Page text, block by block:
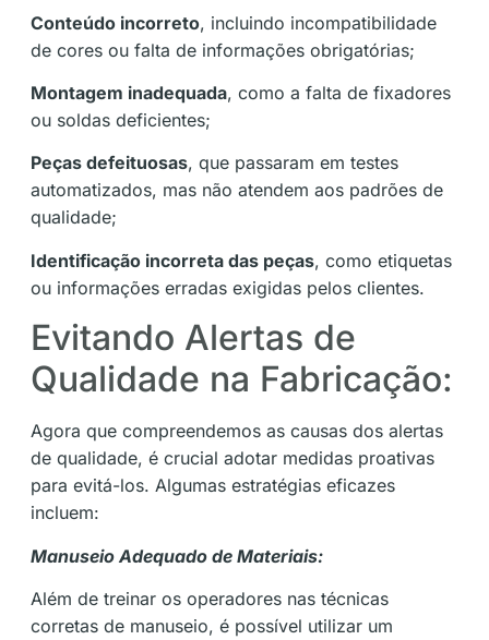
Conteúdo incorreto, incluindo incompatibilidade
de cores ou falta de informações obrigatórias;
Montagem inadequada, como a falta de fixadores
ou soldas deficientes;
Peças defeituosas, que passaram em testes
automatizados, mas não atendem aos padrões de
qualidade;
Identificação incorreta das peças, como etiquetas
ou informações erradas exigidas pelos clientes.
Evitando Alertas de
Qualidade na Fabricação:
Agora que compreendemos as causas dos alertas
de qualidade, é crucial adotar medidas proativas
para evitá-los. Algumas estratégias eficazes
incluem:
Manuseio Adequado de Materiais:
Além de treinar os operadores nas técnicas
corretas de manuseio, é possível utilizar um